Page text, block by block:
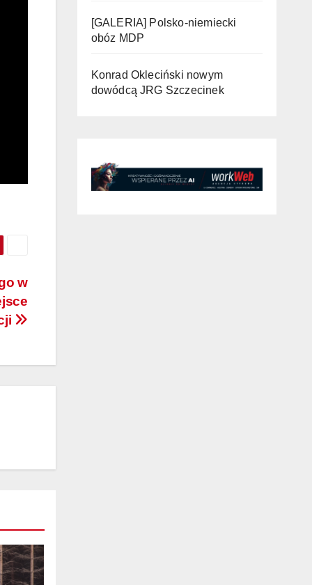
w
[GALERIA] Polsko-niemiecki
obóz MDP
Konrad Okleciński nowym
dowódcą JRG Szczecinek